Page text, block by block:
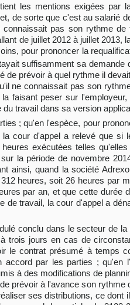
les mentions exigées
de sorte que c'est au salarié
pas son rythme
de juillet 2012 à juillet
pour prononcer la
suffisamment sa
de prévoir à quel rythme il
ne connaissait pas son
faisant peser sur
travail dans sa version
; qu'en l'espèce, pour
la cour d'appel a relevé que si
exécutées telles
la période de novembre
ainsi, quand la société
heures, soit 26 heures par
par an, et que cette durée
travail, la cour d'appel a
conclu dans le secteur de
trois jours en cas de
le contrat présumé à temps
par les parties ; qu'en
à des modifications de
prévoir à l'avance son
ses distributions, ce